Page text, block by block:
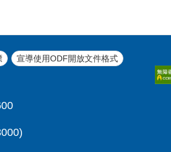
宣導使用ODF開放文件格式